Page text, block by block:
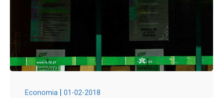
Economia | 01-02-2018